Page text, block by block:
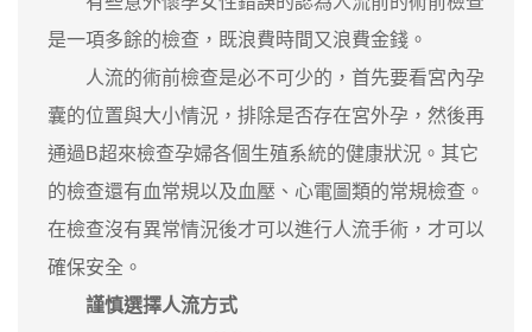
是一項多餘的檢查，既浪費時間又浪費金錢。
人流的術前檢查是必不可少的，首先要看宮內孕
囊的位置與大小情況，排除是否存在宮外孕，然後再
通過B超來檢查孕婦各個生殖系統的健康狀況。其它
的檢查還有血常規以及血壓、心電圖類的常規檢查。
在檢查沒有異常情況後才可以進行人流手術，才可以
確保安全。
謹慎選擇人流方式